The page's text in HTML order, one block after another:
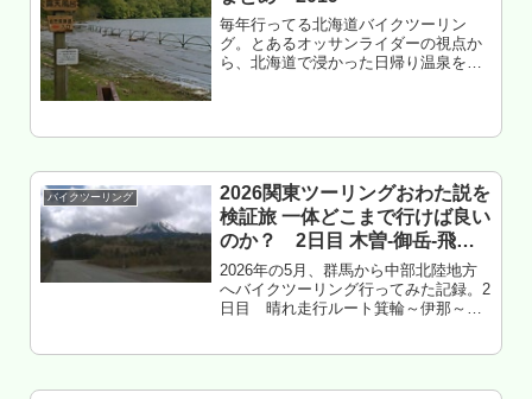
毎年行ってる北海道バイクツーリン
グ。とあるオッサンライダーの視点か
ら、北海道で浸かった日帰り温泉をま
もくじ はじめに 道北 道東 十勝...
バイクツーリング
2026関東ツーリングおわた説を
検証旅 一体どこまで行けば良い
のか？ 2日目 木曽-御岳-飛騨-
砺波編
2026年の5月、群馬から中部北陸地方
へバイクツーリング行ってみた記録。2
日目 晴れ走行ルート箕輪～伊那～権